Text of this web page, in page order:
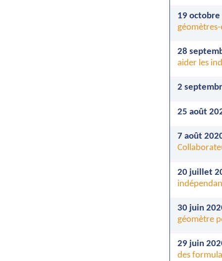
19
28
aider les
2
25 août
7 août
20 juillet
30 juin
géomètre
29 juin
des